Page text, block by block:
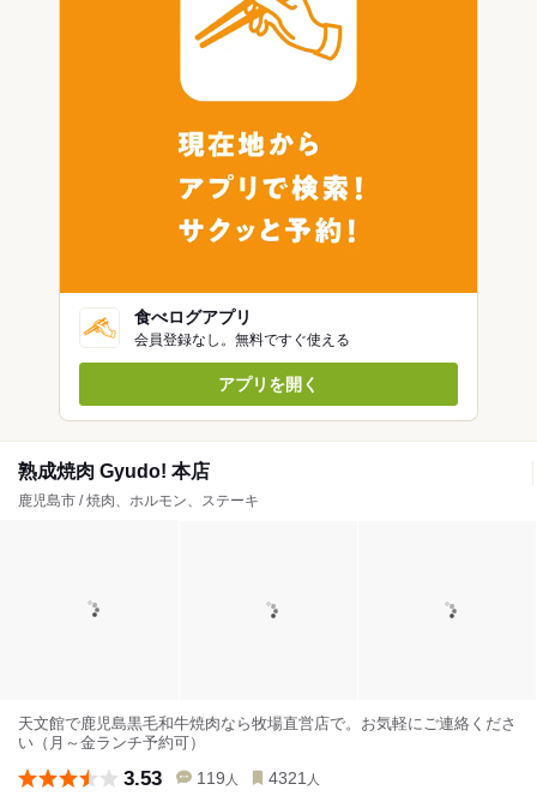
食べログアプリ
会員登録なし。無料ですぐ使える
アプリを開く
熟成焼肉 Gyudo! 本店
鹿児島市 / 焼肉、ホルモン、ステーキ
天文館で鹿児島黒毛和牛焼肉なら牧場直営店で。お気軽にご連絡くださ
い（月～金ランチ予約可）
3.53 119 人 4321 人